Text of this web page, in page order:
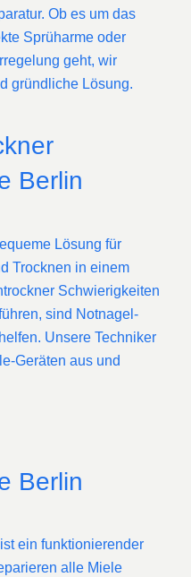
Ob es um das
Sprüharme oder
geht, wir
gründliche Lösung.
Berlin
Lösung für
Trocknen in einem
Schwierigkeiten
sind Notnagel-
Unsere Techniker
Geräten aus und
Berlin
ein funktionierender
alle Miele